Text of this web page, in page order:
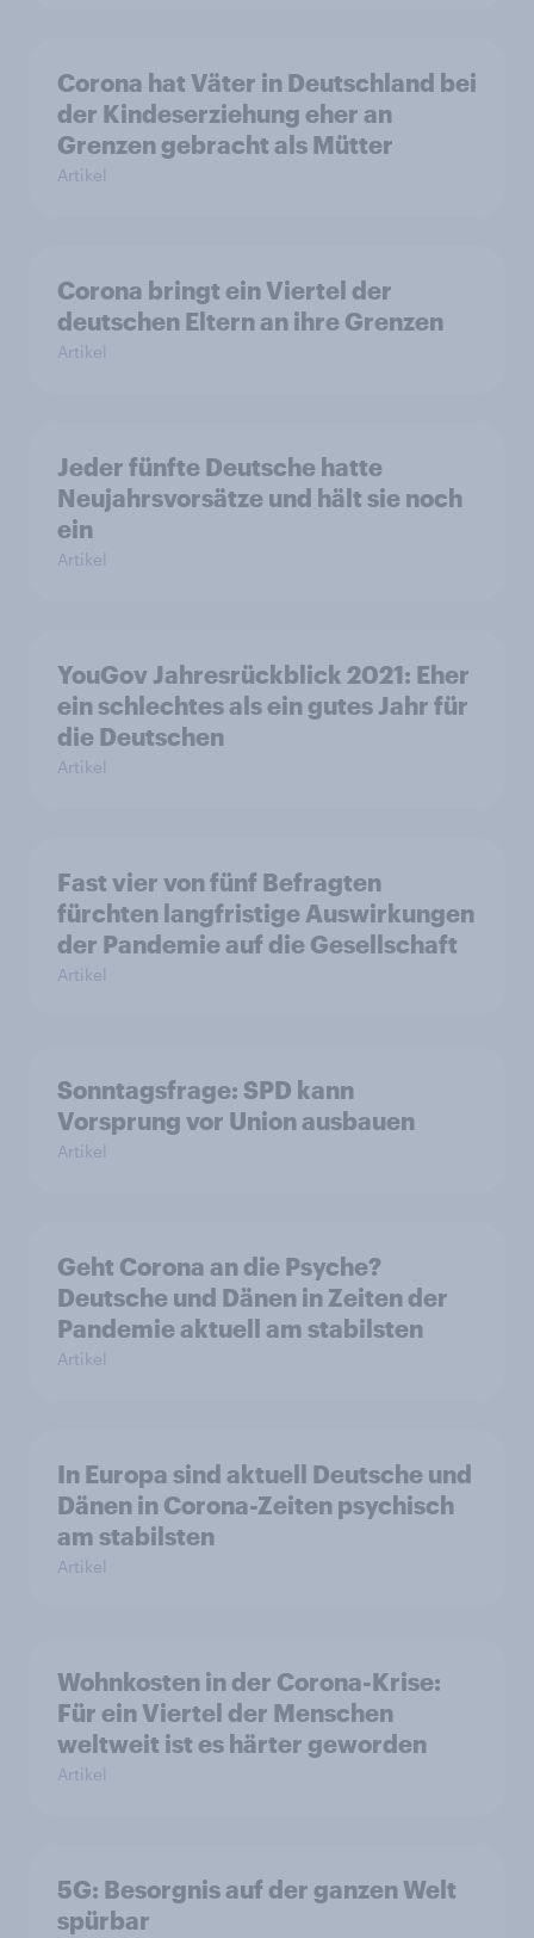
Corona hat Väter in Deutschland bei
der Kindeserziehung eher an
Grenzen gebracht als Mütter
Artikel
Corona bringt ein Viertel der
deutschen Eltern an ihre Grenzen
Artikel
Jeder fünfte Deutsche hatte
Neujahrsvorsätze und hält sie noch
ein
Artikel
YouGov Jahresrückblick 2021: Eher
ein schlechtes als ein gutes Jahr für
die Deutschen
Artikel
Fast vier von fünf Befragten
fürchten langfristige Auswirkungen
der Pandemie auf die Gesellschaft
Artikel
Sonntagsfrage: SPD kann
Vorsprung vor Union ausbauen
Artikel
Geht Corona an die Psyche?
Deutsche und Dänen in Zeiten der
Pandemie aktuell am stabilsten
Artikel
In Europa sind aktuell Deutsche und
Dänen in Corona-Zeiten psychisch
am stabilsten
Artikel
Wohnkosten in der Corona-Krise:
Für ein Viertel der Menschen
weltweit ist es härter geworden
Artikel
5G: Besorgnis auf der ganzen Welt
spürbar